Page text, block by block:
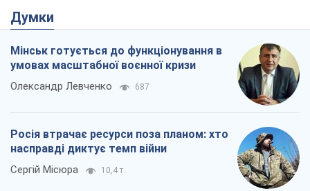
Думки
Мінськ готується до функціонування в
умовах масштабної воєнної кризи
Олександр Левченко 687
Росія втрачає ресурси поза планом: хто
насправді диктує темп війни
Сергій Місюра 10,4 т.